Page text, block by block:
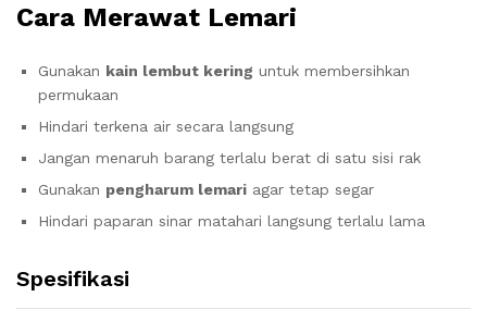
Cara Merawat Lemari
Gunakan kain lembut kering untuk membersihkan
permukaan
Hindari terkena air secara langsung
Jangan menaruh barang terlalu berat di satu sisi rak
Gunakan pengharum lemari agar tetap segar
Hindari paparan sinar matahari langsung terlalu lama
Spesifikasi